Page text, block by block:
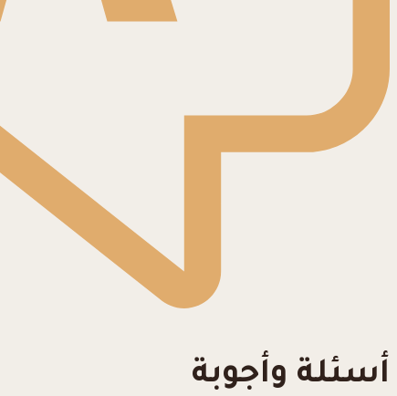
أسئلة وأجوبة